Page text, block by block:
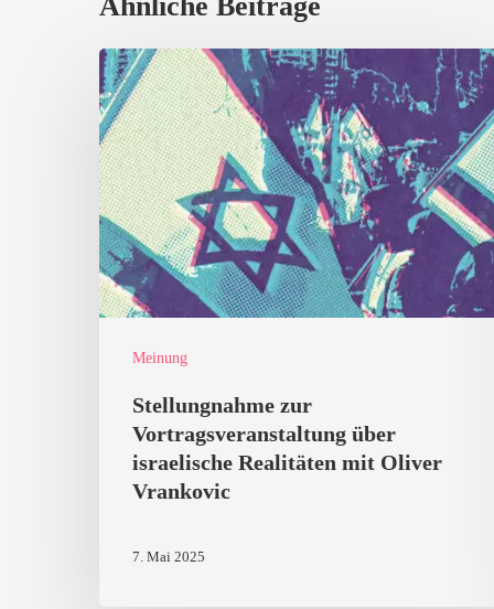
Meinung
Stellungnahme
zur
Vortragsveranstaltung
über
israelische
Realitäten
mit
Oliver
Stellungnahme zur
Vortragsveranstaltung über
israelische Realitäten mit Oliver
Vrankovic
7. Mai 2025